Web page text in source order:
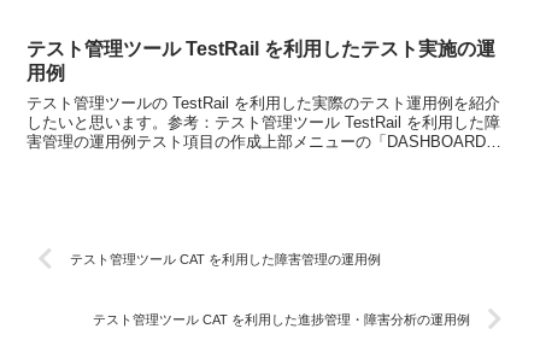
テスト管理ツール TestRail を利用したテスト実施の運
用例
テスト管理ツールの TestRail を利用した実際のテスト運用例を紹介
したいと思います。参考：テスト管理ツール TestRail を利用した障
害管理の運用例テスト項目の作成上部メニューの「DASHBOARD」
テスト管理ツール CAT を利用した障害管理の運用例
テスト管理ツール CAT を利用した進捗管理・障害分析の運用例